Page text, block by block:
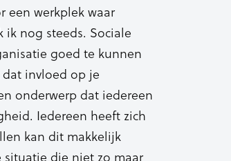
een werkplek waar
ik nog steeds. Sociale
goed te kunnen
invloed op je
onderwerp dat iedereen
Iedereen heeft zich
kan dit makkelijk
die niet zo maar